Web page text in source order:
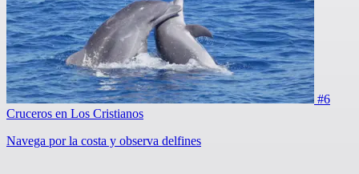
#6
Cruceros en Los Cristianos
Navega por la costa y observa delfines